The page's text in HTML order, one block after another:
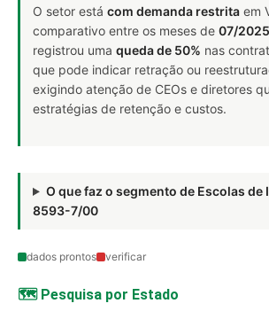
O setor está com demanda restrita em
comparativo entre os meses de 07/
registrou uma queda de 50% nas
que pode indicar retração ou
exigindo atenção de CEOs e diretores
estratégias de retenção e custos.
O que faz o segmento de Escolas de
8593-7/00
dados prontos verificar
🗺️ Pesquisa por Estado